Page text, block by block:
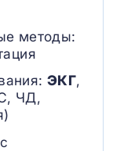
методы:
ЭКГ,
ЧД,